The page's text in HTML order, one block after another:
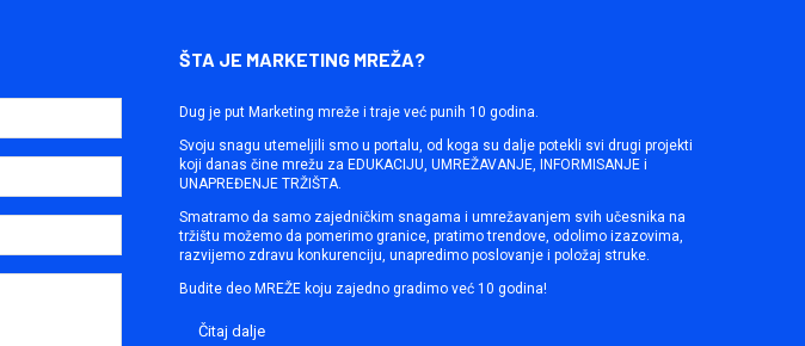
ŠTA JE MARKETING MREŽA?
Dug je put Marketing mreže i traje već punih 10 godina.
Svoju snagu utemeljili smo u portalu, od koga su dalje potekli svi drugi projekti
koji danas čine mrežu za EDUKACIJU, UMREŽAVANJE, INFORMISANJE i
UNAPREĐENJE TRŽIŠTA.
Smatramo da samo zajedničkim snagama i umrežavanjem svih učesnika na
tržištu možemo da pomerimo granice, pratimo trendove, odolimo izazovima,
razvijemo zdravu konkurenciju, unapredimo poslovanje i položaj struke.
Budite deo MREŽE koju zajedno gradimo već 10 godina!
Čitaj dalje